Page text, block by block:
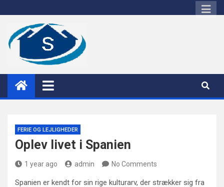
to
content
sacia
FERIE OG LEJLIGHEDER
Oplev livet i Spanien
1 year ago admin No Comments
Spanien er kendt for sin rige kulturarv, der strækker sig fra